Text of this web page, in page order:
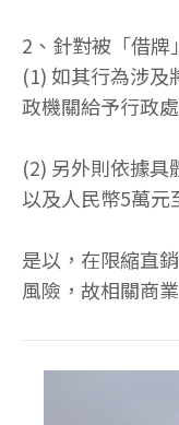
2、針對被「借牌
(1) 如其行為涉
政機關給予行政
(2) 另外則依據具
以及人民幣5萬元
是以，在限縮直
風險，故相關商